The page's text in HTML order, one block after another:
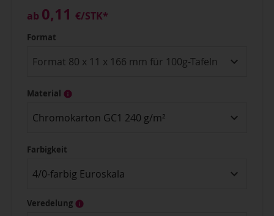
ab 0,11 €/STK*
Format
Material
Chromokarton GC1 240 g/m²
Farbigkeit
4/0-farbig Euroskala
Veredelung